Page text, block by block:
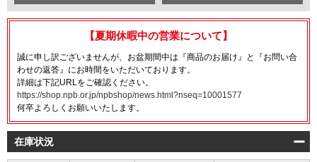
【夏期休暇中の営業について】
誠に申し訳ございませんが、お盆期間中は『商品のお届け』と『お問い合
わせの返答』にお時間をいただいております。
詳細は下記URLをご確認ください。
https://shop.npb.or.jp/npbshop/news.html?nseq=10001577
何卒よろしくお願いいたします。
在庫状況